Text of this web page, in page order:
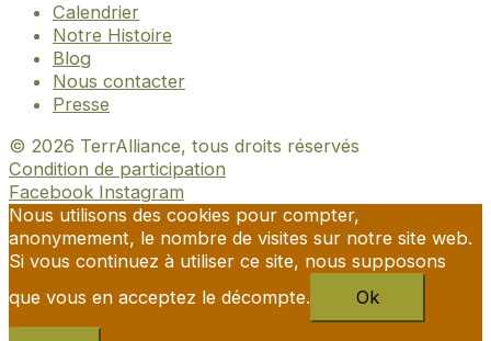
Calendrier
Notre Histoire
Blog
Nous contacter
Presse
© 2026 TerrAlliance, tous droits réservés
Condition de participation
Facebook Instagram
Nous utilisons des cookies pour compter,
anonymement, le nombre de visites sur notre site web.
Si vous continuez à utiliser ce site, nous supposons
que vous en acceptez le décompte.
Ok